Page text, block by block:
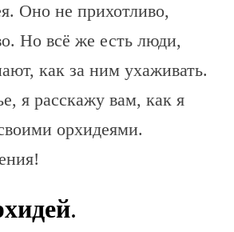
Оно не прихотливо,
Но всё же есть люди,
как за ним ухаживать.
я расскажу вам, как я
орхидеями.
.